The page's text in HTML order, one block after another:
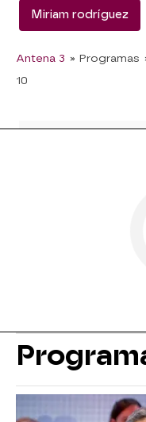
Miriam rodríguez
Antena 3 » Programas
10